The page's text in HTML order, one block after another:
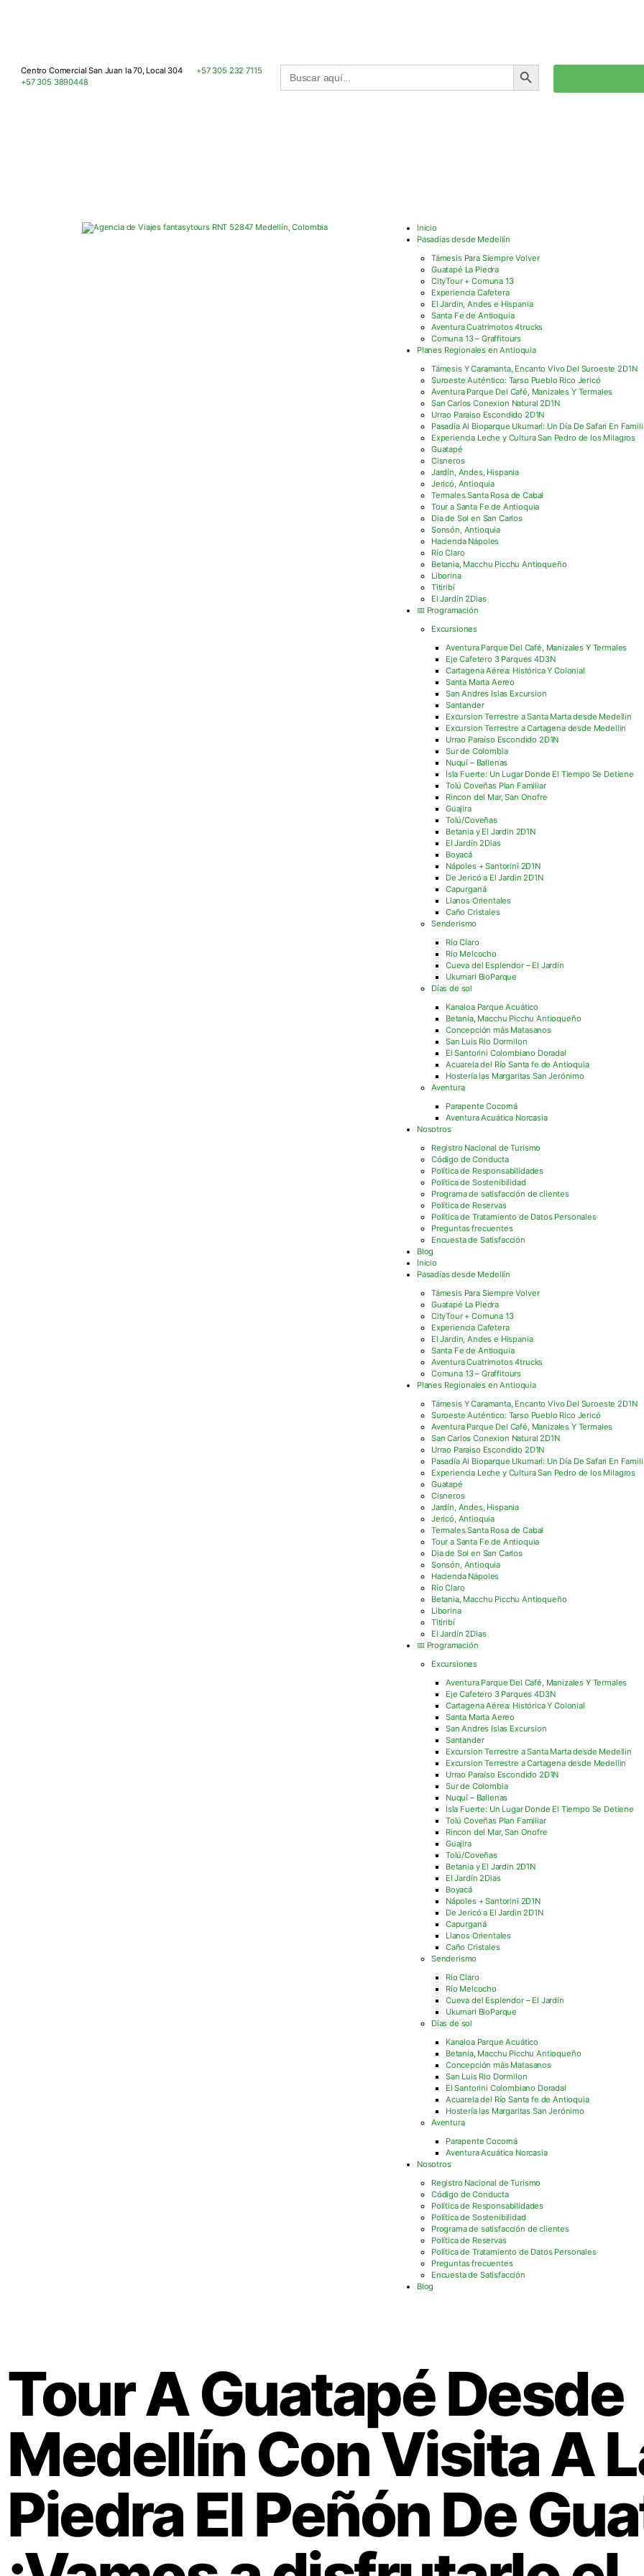
Centro Comercial San Juan la 70, Local 304
+57 305 232 7115
+57 305 3890448
Buscar: BOTÓN DE BÚSQUEDA
Inicio
Pasadías desde Medellín
Támesis Para Siempre Volver
Guatapé La Piedra
CityTour + Comuna 13
Experiencia Cafetera
El Jardin, Andes e Hispania
Santa Fe de Antioquia
Aventura Cuatrimotos 4trucks
Comuna 13 – Graffitours
Planes Regionales en Antioquia
Támesis Y Caramanta, Encanto Vivo Del Suroeste 2D1N
Suroeste Auténtico: Tarso Pueblo Rico Jericó
Aventura Parque Del Café, Manizales Y Termales
San Carlos Conexion Natural 2D1N
Urrao Paraiso Escondido 2D1N
Pasadía Al Bioparque Ukumarí: Un Día De Safari En
Experiencia Leche y Cultura San Pedro de los Milagros
Guatapé
Cisneros
Jardín, Andes, Hispania
Jericó, Antioquia
Termales Santa Rosa de Cabal
Tour a Santa Fe de Antioquia
Dia de Sol en San Carlos
Sonsón, Antioquia
Hacienda Nápoles
Río Claro
Betania, Macchu Picchu Antioqueño
Liborina
Titiribí
El Jardín 2Dias
📅 Programación
Excursiones
Aventura Parque Del Café, Manizales Y Termales
Eje Cafetero 3 Parques 4D3N
Cartagena Aérea: Histórica Y Colonial
Santa Marta Aereo
San Andres Islas Excursion
Santander
Excursion Terrestre a Santa Marta desde Medellin
Excursion Terrestre a Cartagena desde Medellin
Urrao Paraíso Escondido 2D1N
Sur de Colombia
Nuquí – Ballenas
Isla Fuerte: Un Lugar Donde El Tiempo Se Detiene
Tolú Coveñas Plan Familiar
Rincon del Mar, San Onofre
Guajira
Tolú/Coveñas
Betania y El Jardin 2D1N
El Jardín 2Dias
Boyacá
Nápoles + Santorini 2D1N
De Jericó a El Jardin 2D1N
Capurganá
Llanos Orientales
Caño Cristales
Senderismo
Río Claro
Río Melcocho
Cueva del Esplendor – El Jardín
Ukumari BioParque
Días de sol
Kanaloa Parque Acuático
Betania, Macchu Picchu Antioqueño
Concepción más Matasanos
San Luis Rio Dormilon
El Santorini Colombiano Doradal
Acuarela del Río Santa fe de Antioquia
Hostería las Margaritas San Jerónimo
Aventura
Parapente Cocorná
Aventura Acuática Norcasia
Nosotros
Registro Nacional de Turismo
Código de Conducta
Política de Responsabilidades
Política de Sostenibilidad
Programa de satisfacción de clientes
Política de Reservas
Política de Tratamiento de Datos Personales
Preguntas frecuentes
Encuesta de Satisfacción
Blog
Inicio
Pasadías desde Medellín
Támesis Para Siempre Volver
Guatapé La Piedra
CityTour + Comuna 13
Experiencia Cafetera
El Jardin, Andes e Hispania
Santa Fe de Antioquia
Aventura Cuatrimotos 4trucks
Comuna 13 – Graffitours
Planes Regionales en Antioquia
Támesis Y Caramanta, Encanto Vivo Del Suroeste 2D1N
Suroeste Auténtico: Tarso Pueblo Rico Jericó
Aventura Parque Del Café, Manizales Y Termales
San Carlos Conexion Natural 2D1N
Urrao Paraiso Escondido 2D1N
Pasadía Al Bioparque Ukumarí: Un Día De Safari En
Experiencia Leche y Cultura San Pedro de los Milagros
Guatapé
Cisneros
Jardín, Andes, Hispania
Jericó, Antioquia
Termales Santa Rosa de Cabal
Tour a Santa Fe de Antioquia
Dia de Sol en San Carlos
Sonsón, Antioquia
Hacienda Nápoles
Río Claro
Betania, Macchu Picchu Antioqueño
Liborina
Titiribí
El Jardín 2Dias
📅 Programación
Excursiones
Aventura Parque Del Café, Manizales Y Termales
Eje Cafetero 3 Parques 4D3N
Cartagena Aérea: Histórica Y Colonial
Santa Marta Aereo
San Andres Islas Excursion
Santander
Excursion Terrestre a Santa Marta desde Medellin
Excursion Terrestre a Cartagena desde Medellin
Urrao Paraíso Escondido 2D1N
Sur de Colombia
Nuquí – Ballenas
Isla Fuerte: Un Lugar Donde El Tiempo Se Detiene
Tolú Coveñas Plan Familiar
Rincon del Mar, San Onofre
Guajira
Tolú/Coveñas
Betania y El Jardin 2D1N
El Jardín 2Dias
Boyacá
Nápoles + Santorini 2D1N
De Jericó a El Jardin 2D1N
Capurganá
Llanos Orientales
Caño Cristales
Senderismo
Río Claro
Río Melcocho
Cueva del Esplendor – El Jardín
Ukumari BioParque
Días de sol
Kanaloa Parque Acuático
Betania, Macchu Picchu Antioqueño
Concepción más Matasanos
San Luis Rio Dormilon
El Santorini Colombiano Doradal
Acuarela del Río Santa fe de Antioquia
Hostería las Margaritas San Jerónimo
Aventura
Parapente Cocorná
Aventura Acuática Norcasia
Nosotros
Registro Nacional de Turismo
Código de Conducta
Política de Responsabilidades
Política de Sostenibilidad
Programa de satisfacción de clientes
Política de Reservas
Política de Tratamiento de Datos Personales
Preguntas frecuentes
Encuesta de Satisfacción
Blog
Tour A Guatapé Desde
Medellín Con Visita A
Piedra El Peñón De